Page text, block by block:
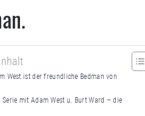
West ist der freundliche Bedman von
Serie mit Adam West u. Burt Ward – die